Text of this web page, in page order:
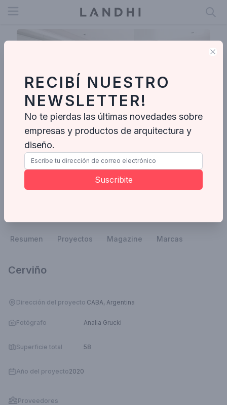
Open menu
Estudio Basa
Enviar mensaje
Resumen Proyectos Magazine Marcas
Cerviño
Dirección del proyecto CABA, Argentina
Fotógrafo Analia Grucki
Superficie total 58
Año del proyecto2020
Proveedores
RECIBÍ NUESTRO
NEWSLETTER!
No te pierdas las últimas novedades sobre
empresas y productos de arquitectura y
diseño.
Suscribite